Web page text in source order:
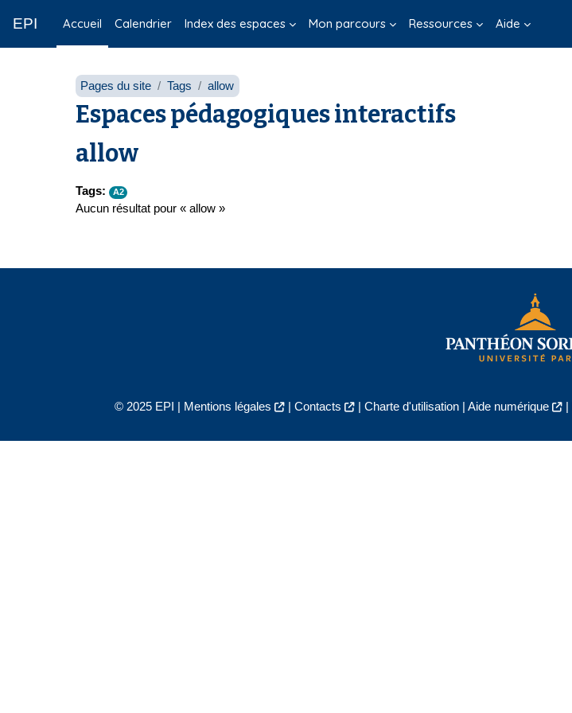
EPI Accueil Calendrier Index des espaces Mon parcours Ressources Aide
Pages du site Tags allow
Espaces pédagogiques interactifs
allow
Tags: A2
Aucun résultat pour « allow »
© 2025 EPI | Mentions légales | Contacts | Charte d'utilisation| Aide numérique |